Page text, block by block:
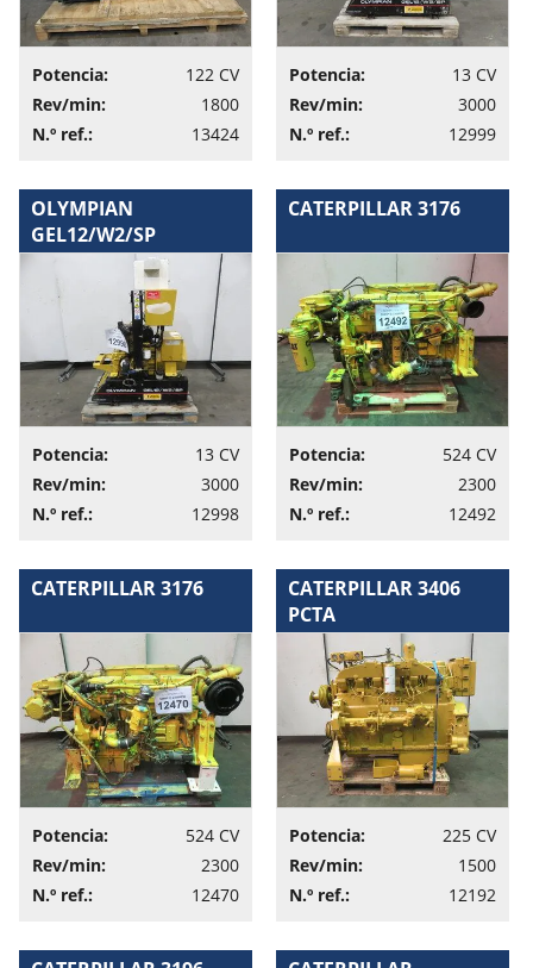
Potencia:
122 CV
Rev/min:
1800
N.º ref.:
13424
Potencia:
13 CV
Rev/min:
3000
N.º ref.:
12999
OLYMPIAN
GEL12/W2/SP
Potencia:
13 CV
Rev/min:
3000
N.º ref.:
12998
CATERPILLAR 3176
Potencia:
524 CV
Rev/min:
2300
N.º ref.:
12492
CATERPILLAR 3176
Potencia:
524 CV
Rev/min:
2300
N.º ref.:
12470
CATERPILLAR 3406
PCTA
Potencia:
225 CV
Rev/min:
1500
N.º ref.:
12192